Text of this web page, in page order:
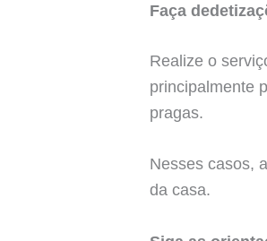
Faça
Realize o
principalmente
pragas.
Nesses casos,
da casa.